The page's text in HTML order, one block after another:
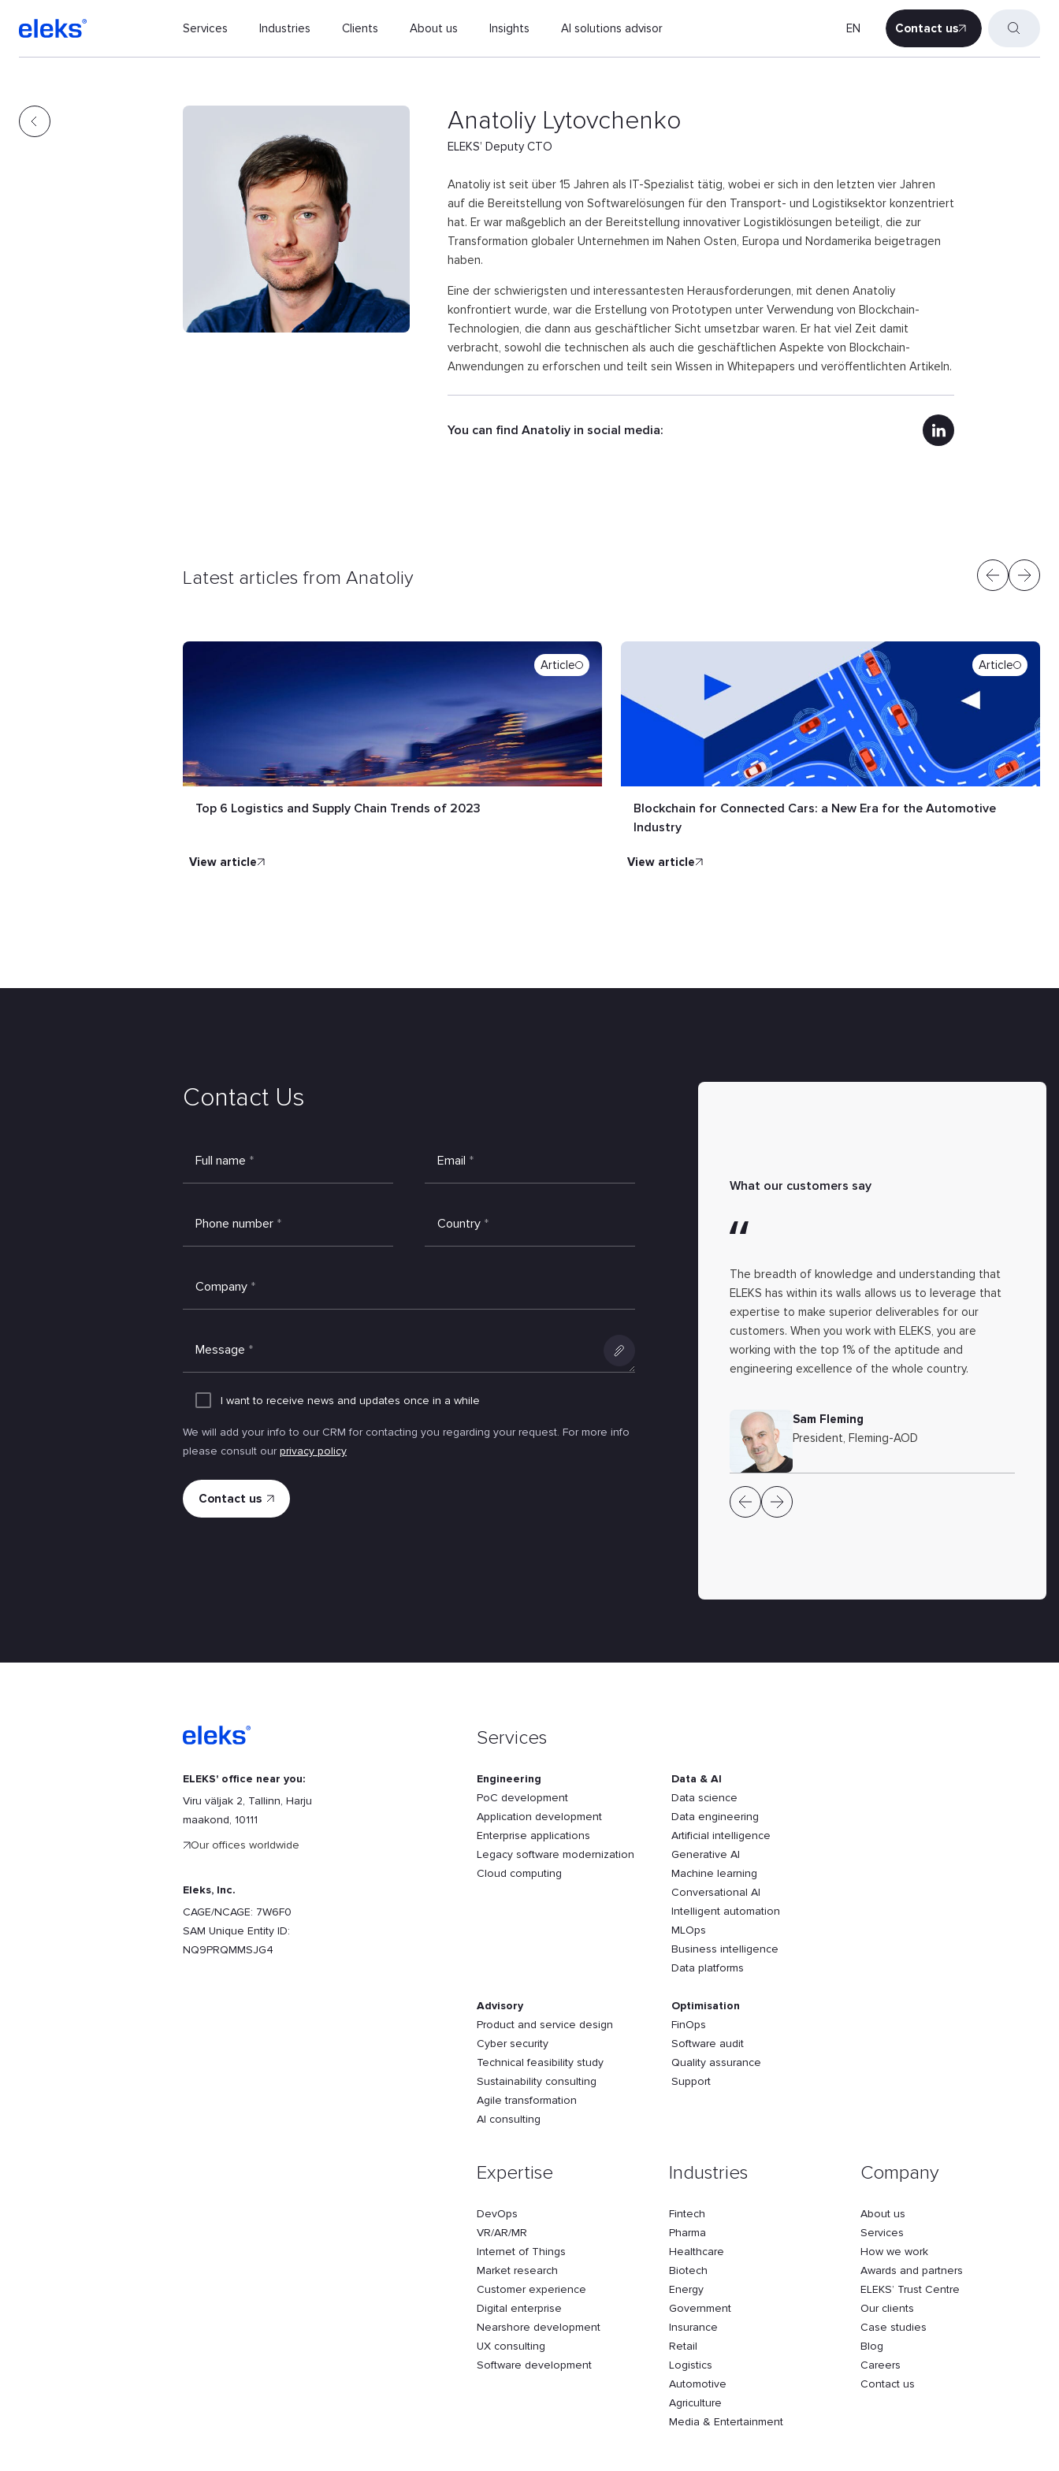
Services Industries Clients About us Insights AI solutions advisor EN Contact us
Contact us
Anatoliy Lytovchenko
ELEKS’ Deputy CTO
Anatoliy ist seit über 15 Jahren als IT-Spezialist tätig, wobei er sich in den letzten vier Jahren
auf die Bereitstellung von Softwarelösungen für den Transport- und Logistiksektor konzentriert
hat. Er war maßgeblich an der Bereitstellung innovativer Logistiklösungen beteiligt, die zur
Transformation globaler Unternehmen im Nahen Osten, Europa und Nordamerika beigetragen
haben.
Eine der schwierigsten und interessantesten Herausforderungen, mit denen Anatoliy
konfrontiert wurde, war die Erstellung von Prototypen unter Verwendung von Blockchain-
Technologien, die dann aus geschäftlicher Sicht umsetzbar waren. Er hat viel Zeit damit
verbracht, sowohl die technischen als auch die geschäftlichen Aspekte von Blockchain-
Anwendungen zu erforschen und teilt sein Wissen in Whitepapers und veröffentlichten Artikeln.
You can find Anatoliy in social media:
Latest articles from Anatoliy
Article
Top 6 Logistics and Supply Chain Trends of 2023
view article
Article
Blockchain for Сonnected Сars: a New Era for the Automotive
Industry
view article
Contact Us
Full name * Email *
Phone number * Country *
Company *
Message *
Add
I want to receive news and updates once in a while
We will add your info to our CRM for contacting you regarding your request. For more info
please consult ourprivacy policy
What our customers say
The breadth of knowledge and understanding that
ELEKS has within its walls allows us to leverage that
expertise to make superior deliverables for our
customers. When you work with ELEKS, you are
working with the top 1% of the aptitude and
engineering excellence of the whole country.
Sam Fleming
President, Fleming-AOD
ELEKS' office near you:
Viru väljak 2, Tallinn, Harju
maakond, 10111
Our offices worldwide
Eleks, Inc.
CAGE/NCAGE: 7W6F0
SAM Unique Entity ID:
NQ9PRQMMSJG4
Services
Engineering
PoC development
Application development
Enterprise applications
Legacy software modernization
Cloud computing
Data & AI
Data science
Data engineering
Artificial intelligence
Generative AI
Machine learning
Conversational AI
Intelligent automation
MLOps
Business intelligence
Data platforms
Advisory
Product and service design
Cyber security
Technical feasibility study
Sustainability consulting
Agile transformation
AI consulting
Optimisation
FinOps
Software audit
Quality assurance
Support
Expertise
DevOps
VR/AR/MR
Internet of Things
Market research
Customer experience
Digital enterprise
Nearshore development
UX consulting
Software development
Industries
Fintech
Pharma
Healthcare
Biotech
Energy
Government
Insurance
Retail
Logistics
Automotive
Agriculture
Media & Entertainment
Company
About us
Services
How we work
Awards and partners
ELEKS’ Trust Centre
Our clients
Case studies
Blog
Careers
Contact us